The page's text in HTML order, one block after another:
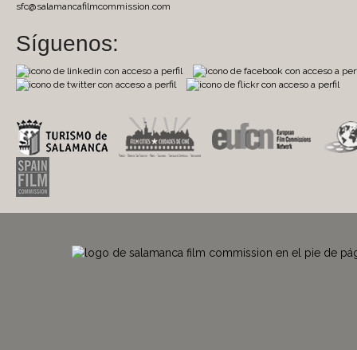
sfc@salamancafilmcommission.com
Síguenos: